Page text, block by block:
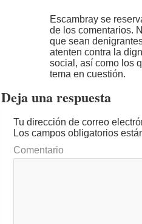
Escambray se
de los comentarios.
que sean
atenten contra la
social, así como los
tema en cuestión.
Deja una respuesta
Tu dirección de correo
Los campos obligatorios
Comentario